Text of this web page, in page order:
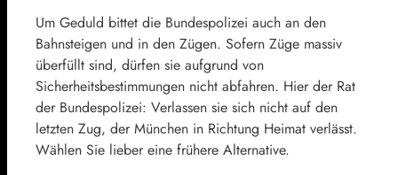
Um Geduld bittet die Bundespolizei auch an den
Bahnsteigen und in den Zügen. Sofern Züge massiv
überfüllt sind, dürfen sie aufgrund von
Sicherheitsbestimmungen nicht abfahren. Hier der Rat
der Bundespolizei: Verlassen sie sich nicht auf den
letzten Zug, der München in Richtung Heimat verlässt.
Wählen Sie lieber eine frühere Alternative.